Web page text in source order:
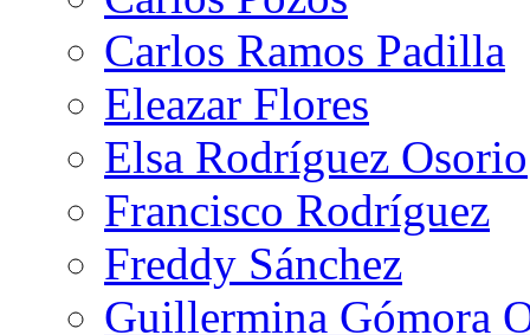
Carlos Ramos Padilla
Eleazar Flores
Elsa Rodríguez Osorio
Francisco Rodríguez
Freddy Sánchez
Guillermina Gómora